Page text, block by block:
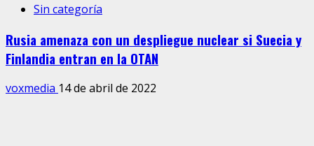
Sin categoría
Rusia amenaza con un despliegue nuclear si Suecia y
Finlandia entran en la OTAN
voxmedia 14 de abril de 2022